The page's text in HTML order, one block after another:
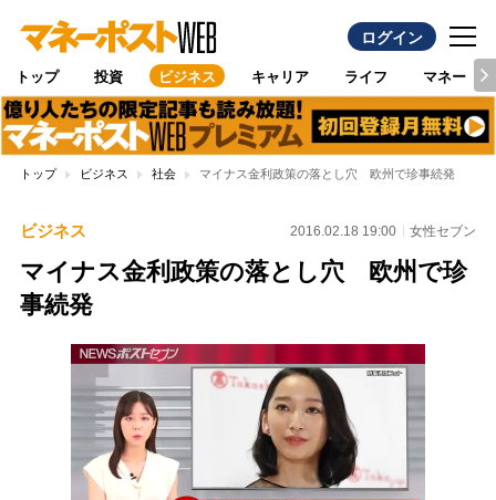
ログイン
トップ 投資 ビジネス キャリア ライフ マネー
トップ ビジネス 社会 マイナス金利政策の落とし穴 欧州で珍事続発
ビジネス 2016.02.18 19:00 女性セブン
マイナス金利政策の落とし穴 欧州で珍
事続発